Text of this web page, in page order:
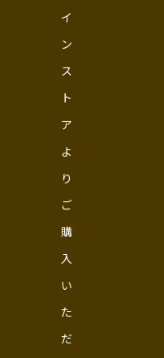
イ
ン
ス
ト
ア
よ
り
ご
購
入
い
た
だ